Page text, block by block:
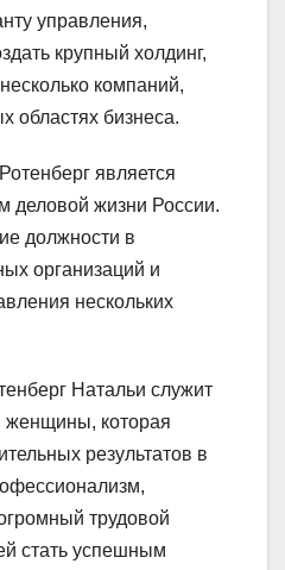
управления,
крупный холдинг,
компаний,
областях бизнеса.
является
деловой жизни России.
должности в
организаций и
нескольких
Натальи служит
которая
результатов в
трудовой
стать успешным